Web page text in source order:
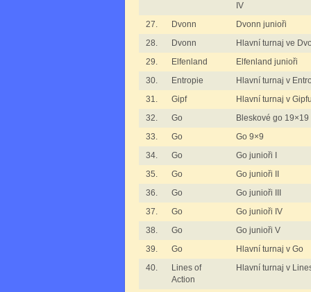
IV
27.
Dvonn
Dvonn junioři
28.
Dvonn
Hlavní turnaj ve
29.
Elfenland
Elfenland junioři
30.
Entropie
Hlavní turnaj v
31.
Gipf
Hlavní turnaj v
32.
Go
Bleskové go 19×19
33.
Go
Go 9×9
34.
Go
Go junioři I
35.
Go
Go junioři II
36.
Go
Go junioři III
37.
Go
Go junioři IV
38.
Go
Go junioři V
39.
Go
Hlavní turnaj v Go
40.
Lines of
Action
Hlavní turnaj v